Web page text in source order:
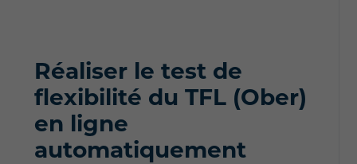
Réaliser le test de
flexibilité du TFL (Ober)
en ligne
automatiquement